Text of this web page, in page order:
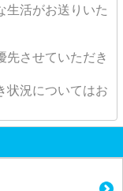
生活がお送りいた
させていただき
状況についてはお